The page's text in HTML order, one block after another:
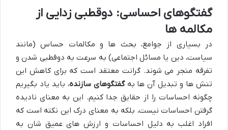
گفتگوهای احساسی: دوقطبی زدایی از
مکالمه ها
در بسیاری از جوامع، بحث ها و مکالمات حساس (مانند
سیاست، دین یا مسائل اجتماعی) به سرعت به دوقطبی شدن و
تفرقه منجر می شوند. گرانت معتقد است که برای کاهش این
تنش ها و تبدیل آن ها بهگفتگوهای سازنده، باید یاد بگیریم
چگونه احساسات را از حقایق جدا کنیم. این به معنای نادیده
گرفتن احساسات نیست، بلکه به معنای درک این نکته است که
افراد اغلب به دلیل احساسات و ارزش های عمیق شان به